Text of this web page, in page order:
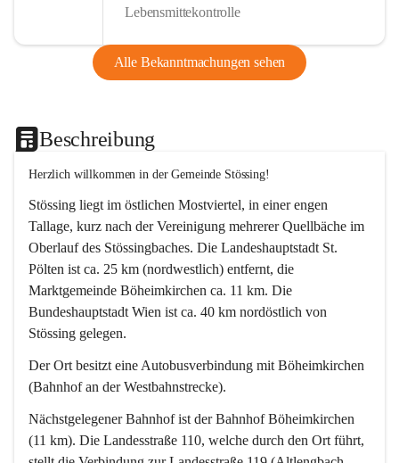
Lebensmittekontrolle
Alle Bekanntmachungen sehen
Beschreibung
Herzlich willkommen in der Gemeinde Stössing!
Stössing liegt im östlichen Mostviertel, in einer engen
Tallage, kurz nach der Vereinigung mehrerer Quellbäche im
Oberlauf des Stössingbaches. Die Landeshauptstadt St.
Pölten ist ca. 25 km (nordwestlich) entfernt, die
Marktgemeinde Böheimkirchen ca. 11 km. Die
Bundeshauptstadt Wien ist ca. 40 km nordöstlich von
Stössing gelegen.
Der Ort besitzt eine Autobusverbindung mit Böheimkirchen
(Bahnhof an der Westbahnstrecke).
Nächstgelegener Bahnhof ist der Bahnhof Böheimkirchen
(11 km). Die Landesstraße 110, welche durch den Ort führt,